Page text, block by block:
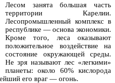
Лесом занята большая часть
территории Карелии.
Лесопромышленный комплекс в
республике — основа экономики.
Кроме того, леса оказывают
положительное воздействие на
состояние окружающей среды.
Не зря называют лес «легкими»
планеты: около 60% кислорода
его враг — огонь.